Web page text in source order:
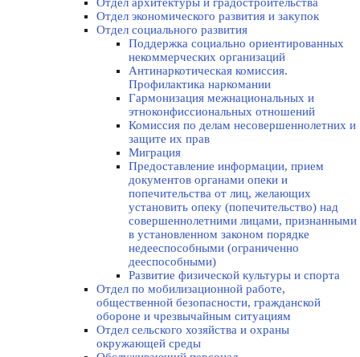
Отдел экономического развития и закупок
Отдел социального развития
Поддержка социально ориентированных
некоммерческих организаций
Антинаркотическая комиссия.
Профилактика наркомании
Гармонизация межнациональных и
этноконфиссиональных отношений
Комиссия по делам несовершеннолетних и
защите их прав
Миграция
Предоставление информации, прием
документов органами опеки и
попечительства от лиц, желающих
установить опеку (попечительство) над
совершеннолетними лицами, признанными
в установленном законом порядке
недееспособными (ограниченно
дееспособными)
Развитие физической культуры и спорта
Отдел по мобилизационной работе,
общественной безопасности, гражданской
оборонe и чрезвычайным ситуациям
Отдел сельского хозяйства и охраны
окружающей среды